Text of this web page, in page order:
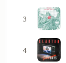
3
4